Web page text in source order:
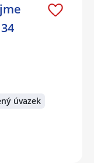
úvazek